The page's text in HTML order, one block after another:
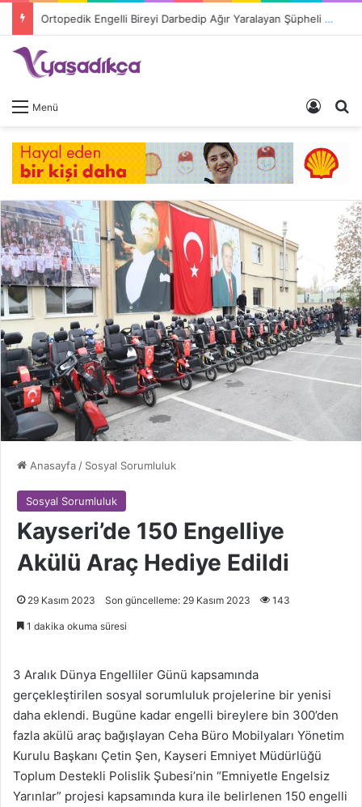
Ortopedik Engelli Bireyi Darbedip Ağır Yaralayan Şüpheli Tutuklandı
Menü Giriş
Anasayfa / Sosyal Sorumluluk
Sosyal Sorumluluk
Kayseri’de 150 Engelliye
Akülü Araç Hediye Edildi
29 Kasım 2023 Son güncelleme: 29 Kasım 2023 143
1 dakika okuma süresi
3 Aralık Dünya Engelliler Günü kapsamında
gerçekleştirilen sosyal sorumluluk projelerine bir yenisi
daha eklendi. Bugüne kadar engelli bireylere bin 300’den
fazla akülü araç bağışlayan Ceha Büro Mobilyaları Yönetim
Kurulu Başkanı Çetin Şen, Kayseri Emniyet Müdürlüğü
Toplum Destekli Polislik Şubesi’nin “Emniyetle Engelsiz
Yarınlar” projesi kapsamında kura ile belirlenen 150 engelli